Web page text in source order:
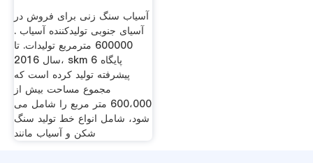
آسیاب سنگ زنی برای فروش در
آسیای جنوبی تولیدکننده آسیاب .
600000 مترمربع تولیدات. تا
سال 2016، skm 6 پایگاه
پیشرفته تولید کرده است که
مجموع مساحت بیش از
600،000 متر مربع را شامل می
شود، شامل انواع خط تولید سنگ
شکن و آسیاب مانند